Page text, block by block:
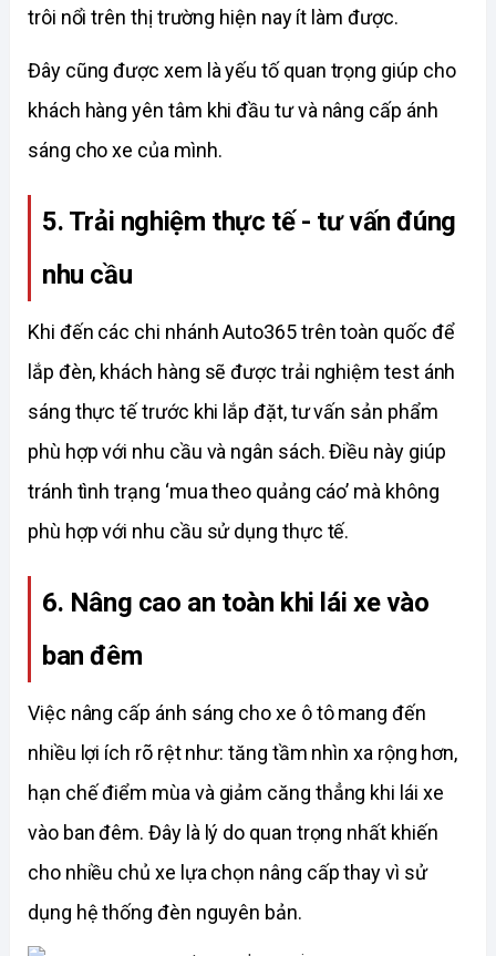
trôi nổi trên thị trường hiện nay ít làm được.
Đây cũng được xem là yếu tố quan trọng giúp cho
khách hàng yên tâm khi đầu tư và nâng cấp ánh
sáng cho xe của mình.
5. Trải nghiệm thực tế - tư vấn đúng
nhu cầu
Khi đến các chi nhánh Auto365 trên toàn quốc để
lắp đèn, khách hàng sẽ được trải nghiệm test ánh
sáng thực tế trước khi lắp đặt, tư vấn sản phẩm
phù hợp với nhu cầu và ngân sách. Điều này giúp
tránh tình trạng ‘mua theo quảng cáo’ mà không
phù hợp với nhu cầu sử dụng thực tế.
6. Nâng cao an toàn khi lái xe vào
ban đêm
Việc nâng cấp ánh sáng cho xe ô tô mang đến
nhiều lợi ích rõ rệt như: tăng tầm nhìn xa rộng hơn,
hạn chế điểm mùa và giảm căng thẳng khi lái xe
vào ban đêm. Đây là lý do quan trọng nhất khiến
cho nhiều chủ xe lựa chọn nâng cấp thay vì sử
dụng hệ thống đèn nguyên bản.